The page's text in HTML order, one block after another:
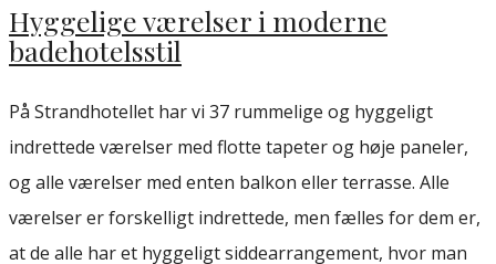
Hyggelige værelser i moderne
badehotelsstil
På Strandhotellet har vi 37 rummelige og hyggeligt
indrettede værelser med flotte tapeter og høje paneler,
og alle værelser med enten balkon eller terrasse. Alle
værelser er forskelligt indrettede, men fælles for dem er,
at de alle har et hyggeligt siddearrangement, hvor man